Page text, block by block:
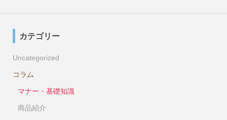
カテゴリー
Uncategorized
コラム
マナー・基礎知識
商品紹介